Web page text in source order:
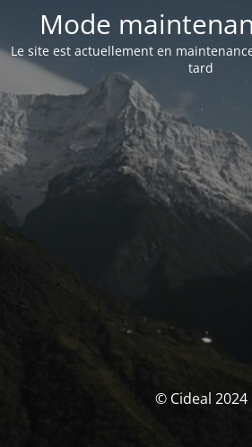
Mode
Le site est actuellement en
tard
© Cideal 2024